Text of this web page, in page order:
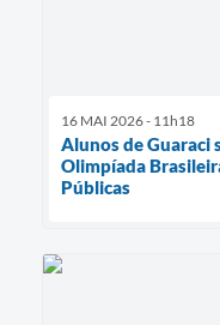
16 MAI 2026 - 11h18
Alunos de Guaraci
Olimpíada
Públicas